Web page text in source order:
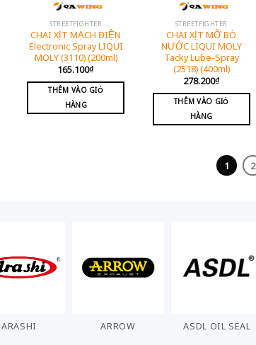
STREETFIGHTER
CHAI XỊT MẠCH ĐIỆN
Electronic Spray LIQUI
MOLY (3110) (200ml)
165.100₫
THÊM VÀO GIỎ
HÀNG
STREETFIGHTER
CHAI XỊT MỠ BÒ
NƯỚC LIQUI MOLY
Tacky Lube-Spray
(2518) (400ml)
278.200₫
THÊM VÀO GIỎ
HÀNG
1 2
ARASHI ARROW ASDL OIL SEAL